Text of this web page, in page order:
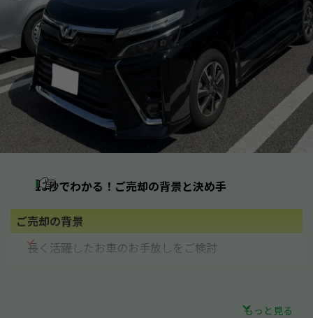
15秒でわかる！ご売却の背景と決め手
ご売却の背景
長く活躍したお車のお手放しをご検討
もっと見る